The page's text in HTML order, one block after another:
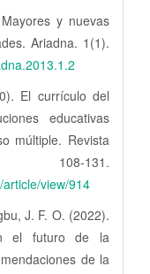
y nuevas
Ariadna. 1(1).
El currículo del
educativas
múltiple. Revista
131.
view/914
J. F. O. (2022).
el futuro de la
de la